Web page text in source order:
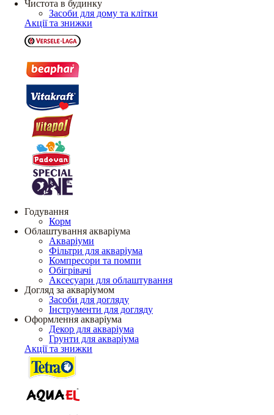
Чистота в будинку
Засоби для дому та клітки
Акції та знижки
Годування
Корм
Облаштування акваріума
Акваріуми
Фільтри для акваріума
Компресори та помпи
Обігрівачі
Аксесуари для облаштування
Догляд за акваріумом
Засоби для догляду
Інструменти для догляду
Оформлення акваріума
Декор для акваріума
Грунти для акваріума
Акції та знижки